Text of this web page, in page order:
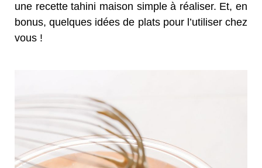
une recette tahini maison simple à réaliser. Et, en
bonus, quelques idées de plats pour l’utiliser chez
vous !